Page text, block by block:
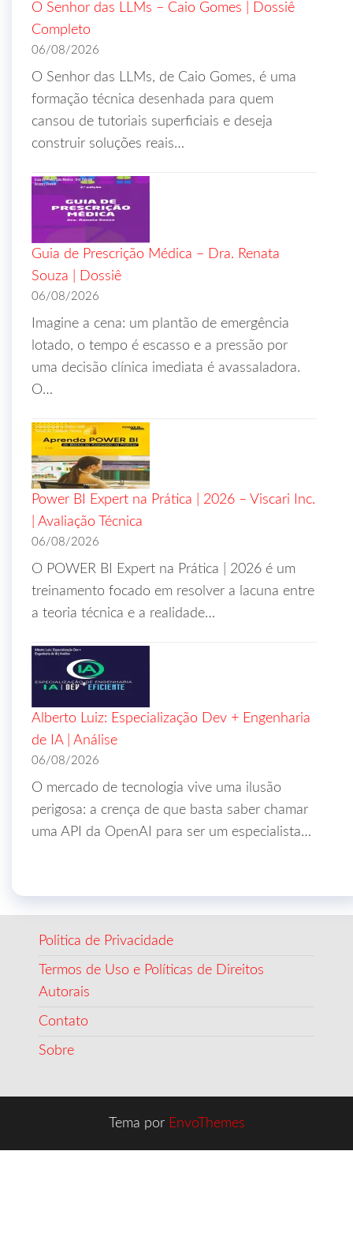
O Senhor das LLMs – Caio Gomes | Dossiê
Completo
06/08/2026
O Senhor das LLMs, de Caio Gomes, é uma
formação técnica desenhada para quem
cansou de tutoriais superficiais e deseja
construir soluções reais…
Guia de Prescrição Médica – Dra. Renata
Souza | Dossiê
06/08/2026
Imagine a cena: um plantão de emergência
lotado, o tempo é escasso e a pressão por
uma decisão clínica imediata é avassaladora.
O…
Power BI Expert na Prática | 2026 – Viscari Inc.
| Avaliação Técnica
06/08/2026
O POWER BI Expert na Prática | 2026 é um
treinamento focado em resolver a lacuna entre
a teoria técnica e a realidade…
Alberto Luiz: Especialização Dev + Engenharia
de IA | Análise
06/08/2026
O mercado de tecnologia vive uma ilusão
perigosa: a crença de que basta saber chamar
uma API da OpenAI para ser um especialista…
Politica de Privacidade
Termos de Uso e Políticas de Direitos
Autorais
Contato
Sobre
Tema por EnvoThemes